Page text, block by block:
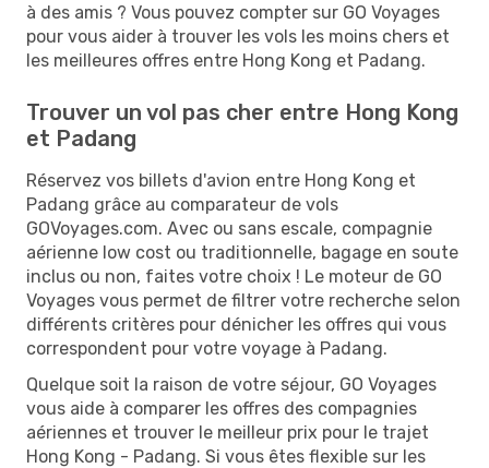
à des amis ? Vous pouvez compter sur GO Voyages
pour vous aider à trouver les vols les moins chers et
les meilleures offres entre Hong Kong et Padang.
Trouver un vol pas cher entre Hong Kong
et Padang
Réservez vos billets d'avion entre Hong Kong et
Padang grâce au comparateur de vols
GOVoyages.com. Avec ou sans escale, compagnie
aérienne low cost ou traditionnelle, bagage en soute
inclus ou non, faites votre choix ! Le moteur de GO
Voyages vous permet de filtrer votre recherche selon
différents critères pour dénicher les offres qui vous
correspondent pour votre voyage à Padang.
Quelque soit la raison de votre séjour, GO Voyages
vous aide à comparer les offres des compagnies
aériennes et trouver le meilleur prix pour le trajet
Hong Kong - Padang. Si vous êtes flexible sur les